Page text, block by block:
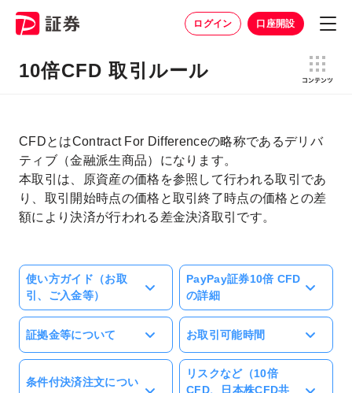
ログイン 口座開設
10倍CFD 取引ルール
CFDとはContract For Differenceの略称であるデリバ
ティブ（金融派生商品）になります。
本取引は、原資産の価格を参照して行われる取引であ
り、取引開始時点の価格と取引終了時点の価格との差
額により決済が行われる差金決済取引です。
使い方ガイド（お取
引、ご入金等）
PayPay証券10倍 CFD
の詳細
証拠金等について お取引可能時間
条件付決済注文につい
リスクなど（10倍
CFD、日本株CFD共